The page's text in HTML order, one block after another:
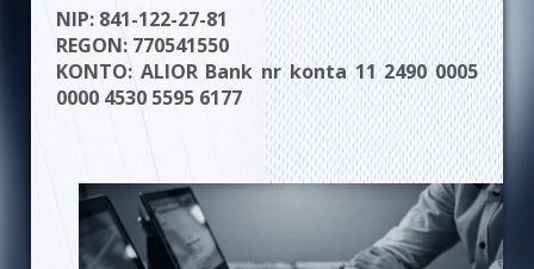
NIP: 841-122-27-81
REGON: 770541550
KONTO: ALIOR Bank nr konta 11 2490 0005
0000 4530 5595 6177